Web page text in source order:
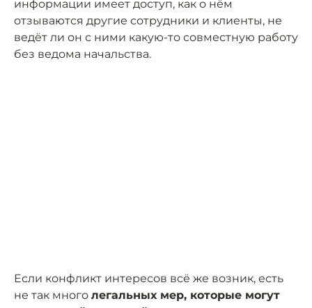
информации имеет доступ, как о нём
отзываются другие сотрудники и клиенты, не
ведёт ли он с ними какую-то совместную работу
без ведома начальства.
Если конфликт интересов всё же возник, есть
не так много легальных мер, которые могут